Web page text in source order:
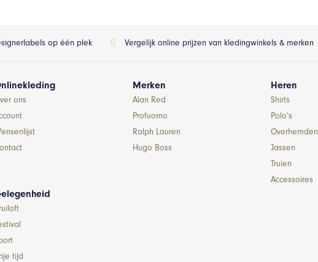
op één plek Vergelijk online prijzen van kledingwinkels & merken
ons
Merken
Alan Red
Profuomo
Ralph Lauren
Hugo Boss
Heren
Shirts
Polo’s
Overhemden
Jassen
Truien
Accessoires
tijd